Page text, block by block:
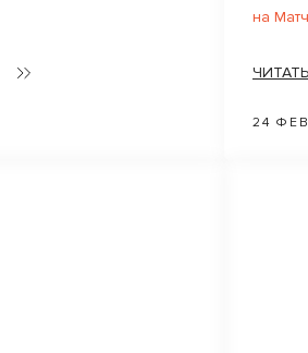
на
24